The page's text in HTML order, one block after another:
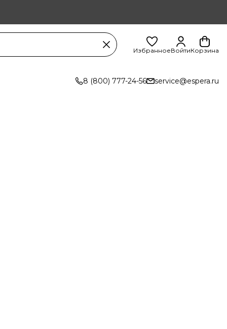
ИзбранноеВойтиКорзина
8 (800) 777-24-56 service@espera.ru